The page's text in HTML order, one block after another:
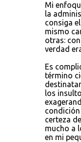
Mi
la
consiga
mismo
otras:
verdad
Es
término
los
certeza
mucho a
en mi